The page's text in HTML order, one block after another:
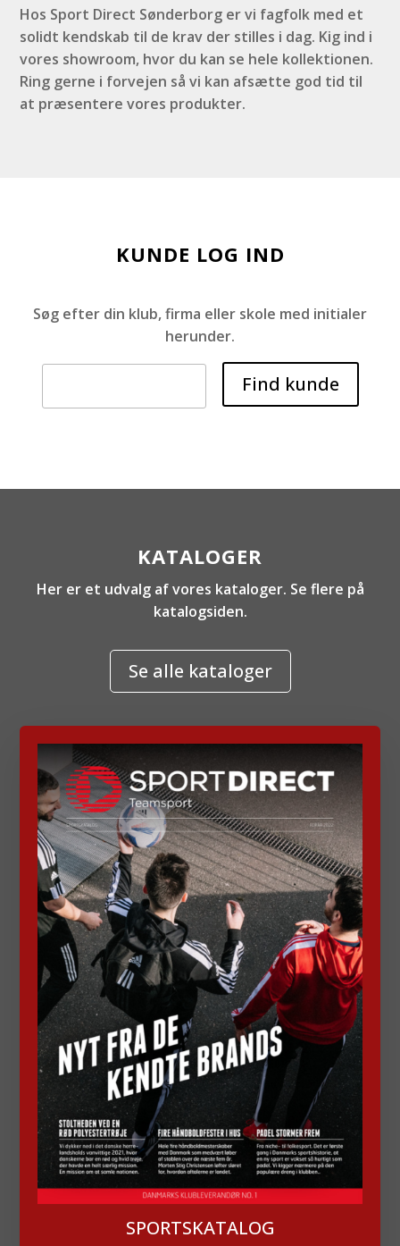
Hos Sport Direct Sønderborg er vi fagfolk med et
solidt kendskab til de krav der stilles i dag. Kig ind i
vores showroom, hvor du kan se hele kollektionen.
Ring gerne i forvejen så vi kan afsætte god tid til
at præsentere vores produkter.
KUNDE LOG IND
Søg efter din klub, firma eller skole med initialer
herunder.
KATALOGER
Her er et udvalg af vores kataloger. Se flere på
katalogsiden.
Se alle kataloger
SPORTSKATALOG